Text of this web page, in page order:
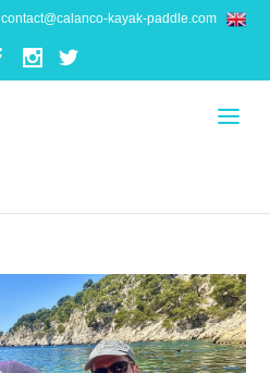
contact@calanco-kayak-paddle.com